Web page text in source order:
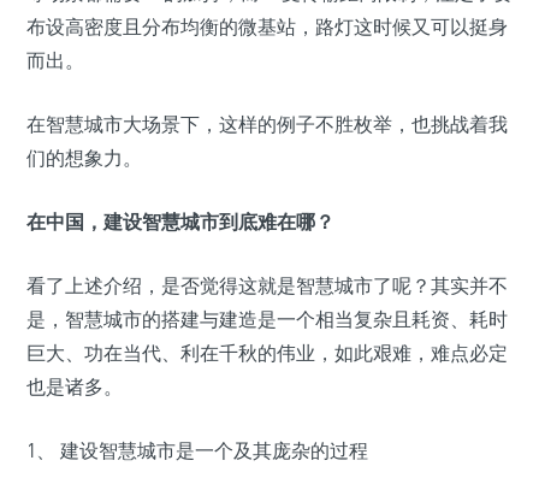
布设高密度且分布均衡的微基站，路灯这时候又可以挺身
而出。
在智慧城市大场景下，这样的例子不胜枚举，也挑战着我
们的想象力。
在中国，建设智慧城市到底难在哪？
看了上述介绍，是否觉得这就是智慧城市了呢？其实并不
是，智慧城市的搭建与建造是一个相当复杂且耗资、耗时
巨大、功在当代、利在千秋的伟业，如此艰难，难点必定
也是诸多。
1、 建设智慧城市是一个及其庞杂的过程